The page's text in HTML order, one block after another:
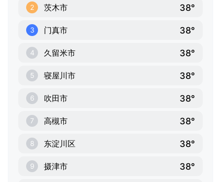
2 茨木市 38°
3 门真市 38°
4 久留米市 38°
5 寝屋川市 38°
6 吹田市 38°
7 高槻市 38°
8 东淀川区 38°
9 摄津市 38°